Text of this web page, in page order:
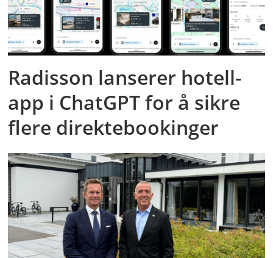
Radisson lanserer hotell-
app i ChatGPT for å sikre
flere direktebookinger